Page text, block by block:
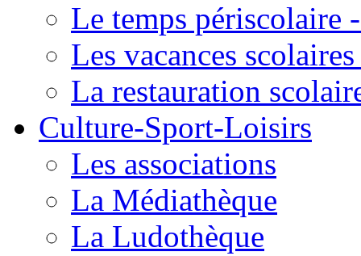
Le temps périscolaire
Les vacances
La restauration
Culture-Sport-Loisirs
Les associations
La Médiathèque
La Ludothèque